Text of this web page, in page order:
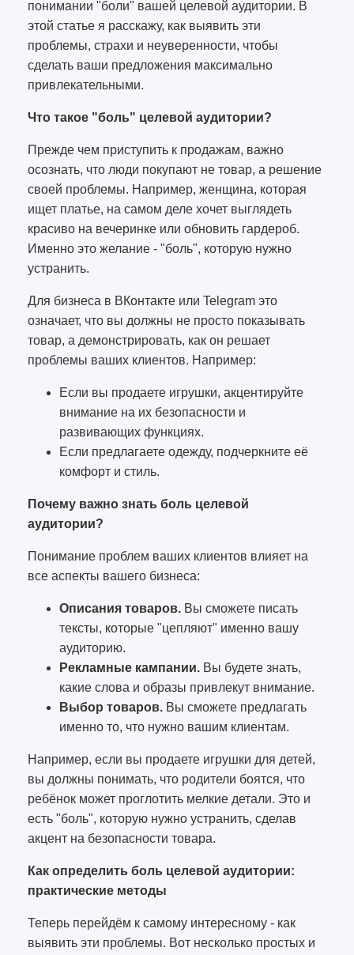
понимании "боли" вашей целевой аудитории. В
этой статье я расскажу, как выявить эти
проблемы, страхи и неуверенности, чтобы
сделать ваши предложения максимально
привлекательными.
Что такое "боль" целевой аудитории?
Прежде чем приступить к продажам, важно
осознать, что люди покупают не товар, а решение
своей проблемы. Например, женщина, которая
ищет платье, на самом деле хочет выглядеть
красиво на вечеринке или обновить гардероб.
Именно это желание - "боль", которую нужно
устранить.
Для бизнеса в ВКонтакте или Telegram это
означает, что вы должны не просто показывать
товар, а демонстрировать, как он решает
проблемы ваших клиентов. Например:
Если вы продаете игрушки, акцентируйте
внимание на их безопасности и
развивающих функциях.
Если предлагаете одежду, подчеркните её
комфорт и стиль.
Почему важно знать боль целевой
аудитории?
Понимание проблем ваших клиентов влияет на
все аспекты вашего бизнеса:
Описания товаров. Вы сможете писать
тексты, которые "цепляют" именно вашу
аудиторию.
Рекламные кампании. Вы будете знать,
какие слова и образы привлекут внимание.
Выбор товаров. Вы сможете предлагать
именно то, что нужно вашим клиентам.
Например, если вы продаете игрушки для детей,
вы должны понимать, что родители боятся, что
ребёнок может проглотить мелкие детали. Это и
есть "боль", которую нужно устранить, сделав
акцент на безопасности товара.
Как определить боль целевой аудитории:
практические методы
Теперь перейдём к самому интересному - как
выявить эти проблемы. Вот несколько простых и